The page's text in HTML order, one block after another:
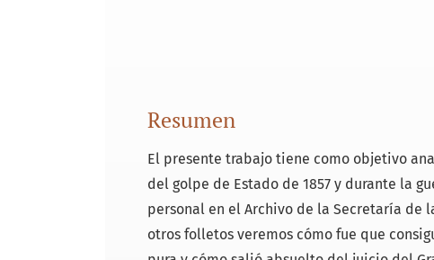
Resumen
El presente trabajo tiene como objetivo
del golpe de Estado de 1857 y durante la
personal en el Archivo de la Secretaría de
otros folletos veremos cómo fue que